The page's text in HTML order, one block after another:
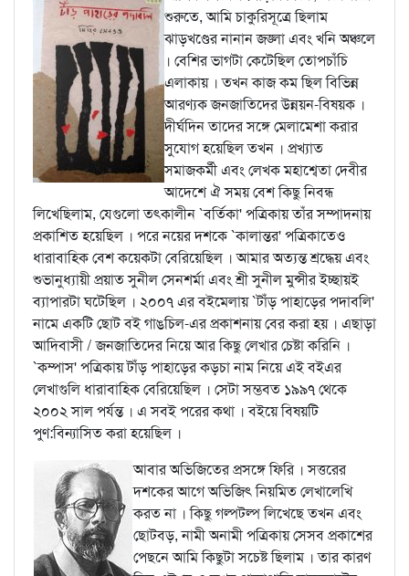
শুরুতে, আমি চাকুরিসূত্রে ছিলাম
ঝাড়খণ্ডের নানান জঙ্লা এবং খনি অঞ্চলে
। বেশির ভাগটা কেটেছিল তোপচাঁচি
এলাকায় । তখন কাজ কম ছিল বিভিন্ন
আরণ্যক জনজাতিদের উন্নয়ন-বিষয়ক ।
দীর্ঘদিন তাদের সঙ্গে মেলামেশা করার
সুযোগ হয়েছিল তখন । প্রখ্যাত
সমাজকর্মী এবং লেখক মহাশ্বেতা দেবীর
আদেশে ঐ সময় বেশ কিছু নিবন্ধ
লিখেছিলাম, যেগুলো তত্কালীন `বর্তিকা' পত্রিকায় তাঁর সম্পাদনায়
প্রকাশিত হয়েছিল । পরে নয়ের দশকে `কালান্তর' পত্রিকাতেও
ধারাবাহিক বেশ কয়েকটা বেরিয়েছিল । আমার অত্যন্ত শ্রদ্ধেয় এবং
শুভানুধ্যায়ী প্রয়াত সুনীল সেনশর্মা এবং শ্রী সুনীল মুন্সীর ইচ্ছায়ই
ব্যাপারটা ঘটেছিল । ২০০৭ এর বইমেলায় `টাঁড় পাহাড়ের পদাবলি'
নামে একটি ছোট বই গাঙচিল-এর প্রকাশনায় বের করা হয় । এছাড়া
আদিবাসী / জনজাতিদের নিয়ে আর কিছু লেখার চেষ্টা করিনি ।
`কম্পাস' পত্রিকায় টাঁড় পাহাড়ের কড়চা নাম নিয়ে এই বইএর
লেখাগুলি ধারাবাহিক বেরিয়েছিল । সেটা সম্ভবত ১৯৯৭ থেকে
২০০২ সাল পর্যন্ত । এ সবই পরের কথা । বইয়ে বিষয়টি
পুণ:বিন্যাসিত করা হয়েছিল ।
আবার অভিজিতের প্রসঙ্গে ফিরি । সত্তরের
দশকের আগে অভিজিৎ নিয়মিত লেখালেখি
করত না । কিছু গল্পটল্প লিখেছে তখন এবং
ছোটবড়, নামী অনামী পত্রিকায় সেসব প্রকাশের
পেছনে আমি কিছুটা সচেষ্ট ছিলাম । তার কারণ